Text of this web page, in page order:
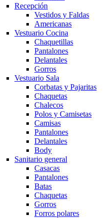
Recepción
Vestidos y Faldas
Americanas
Vestuario Cocina
Chaquetillas
Pantalones
Delantales
Gorros
Vestuario Sala
Corbatas y Pajaritas
Chaquetas
Chalecos
Polos y Camisetas
Camisas
Pantalones
Delantales
Body
Sanitario general
Casacas
Pantalones
Batas
Chaquetas
Gorros
Forros polares